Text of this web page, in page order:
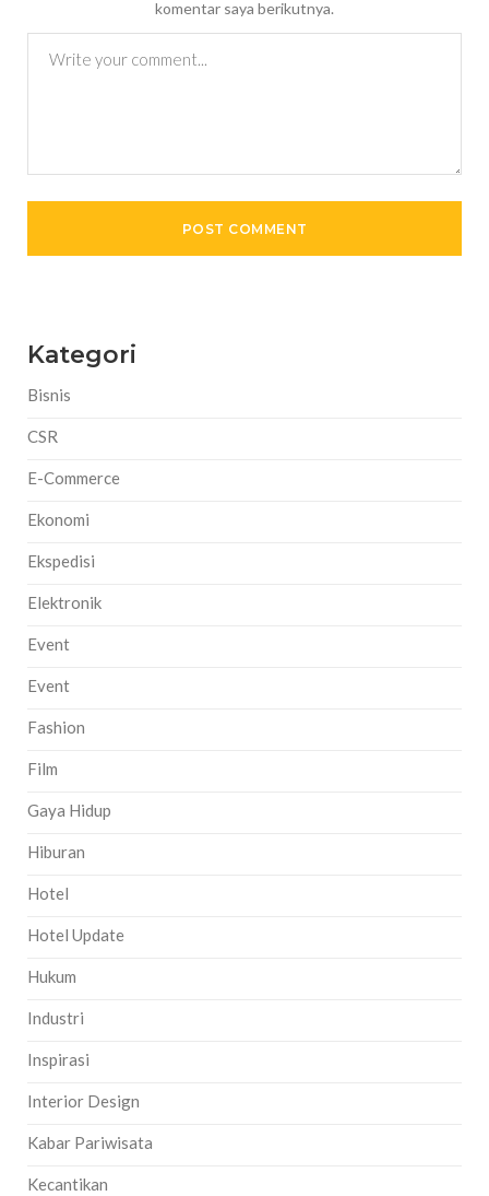
komentar saya berikutnya.
Kategori
Bisnis
CSR
E-Commerce
Ekonomi
Ekspedisi
Elektronik
Event
Event
Fashion
Film
Gaya Hidup
Hiburan
Hotel
Hotel Update
Hukum
Industri
Inspirasi
Interior Design
Kabar Pariwisata
Kecantikan